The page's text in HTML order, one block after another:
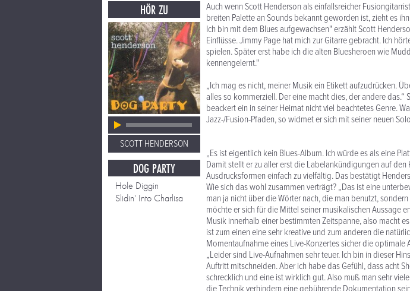
HÖR ZU
SCOTT HENDERSON
DOG PARTY
Hole Diggin
Slidin' Into Charlisa
Auch wenn Scott Henderson als einfallsreicher
breiten Palette an Sounds bekannt geworden ist, zieht es
Ich bin mit dem Blues aufgewachsen" erzählt Scott
Einflüsse. Jimmy Page hat mich zur Gitarre gebracht. Ich
spielen. Später erst habe ich die alten Bluesheroen wie
kennengelernt."
„Ich mag es nicht, meiner Musik ein Etikett aufzudrücken.
alles so kommerziell. Der eine macht dies, der andere
beackert ein in seiner Heimat nicht viel beachtetes Genre.
Jazz-/Fusion-Pfaden, so widmet er sich mit seiner neuen
„Es ist eigentlich kein Blues-Album. Ich würde es als eine
Damit stellt er zu aller erst die Labelankündigungen auf den
Ausdrucksformen einfach zu vielfältig. Das bestätigt
Wie sich das wohl zusammen verträgt? „Das ist eine
man ja nicht über die Wörter nach, die man benutzt,
möchte er sich für die Mittel seiner musikalischen Aussage
Musik innerhalb einer bestimmten Zeitspanne, also macht
ist zum einen eine sehr kreative und zum anderen die
Momentaufnahme eines Live-Konzertes sicher die
„Leider sind Live-Aufnahmen sehr teuer. Ich bin in dieser
Auftritt mitschneiden. Aber ich habe das Gefühl, dass acht
schrecklich und eine ist wirklich gut. Also muß man sehr